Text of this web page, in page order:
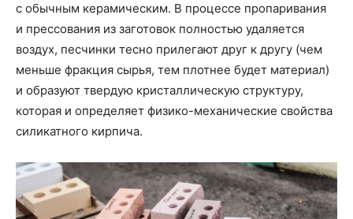
с обычным керамическим. В процессе пропаривания
и прессования из заготовок полностью удаляется
воздух, песчинки тесно прилегают друг к другу (чем
меньше фракция сырья, тем плотнее будет материал)
и образуют твердую кристаллическую структуру,
которая и определяет физико-механические свойства
силикатного кирпича.